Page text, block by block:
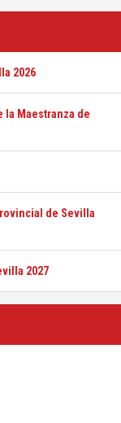
2026
la Maestranza de
de Sevilla
2027